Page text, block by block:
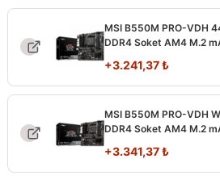
MSI B550M PRO-VDH
DDR4 Soket AM4 M.2
+3.241,37₺
MSI B550M PRO-VDH
DDR4 Soket AM4 M.2
+3.341,37₺